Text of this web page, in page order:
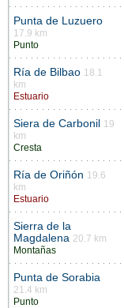
Punta de Luzuero
17.9 km
Punto
Ría de Bilbao 18.1
km
Estuario
Siera de Carbonil
19
km
Cresta
Ría de Oriñón 19.6
km
Estuario
Sierra de la
Magdalena 20.7 km
Montañas
Punta de Sorabia
21.4 km
Punto